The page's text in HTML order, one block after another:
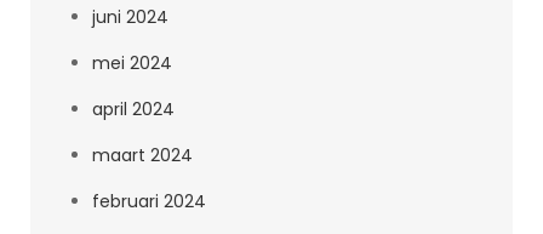
juni 2024
mei 2024
april 2024
maart 2024
februari 2024